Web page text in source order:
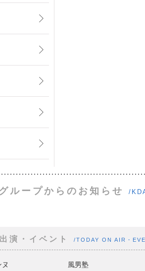
ループからのお知らせ /
演・イベント /TODAY ON AIR・
風男塾